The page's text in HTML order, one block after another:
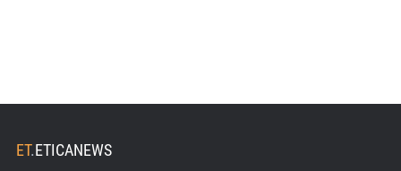
ET.ETICANEWS